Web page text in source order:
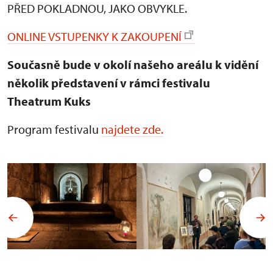
PŘED POKLADNOU, JAKO OBVYKLE.
ONLINE VSTUPENKY K ZAKOUPENÍ
Současně bude v okolí našeho areálu k vidění
několik představení v rámci festivalu
Theatrum Kuks
Program festivalu najdete zde.